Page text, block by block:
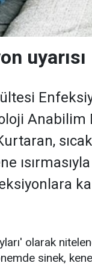
uyarısı
Anabilim
olarak
sinek,